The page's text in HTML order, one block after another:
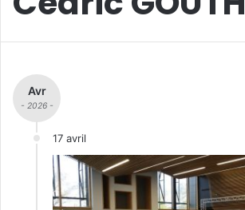
Avr
- 2026 -
17 avril